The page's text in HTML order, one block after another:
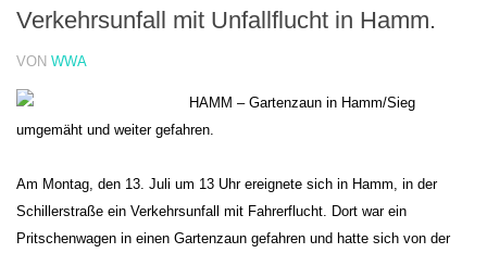
Verkehrsunfall mit Unfallflucht in Hamm.
VON WWA
HAMM – Gartenzaun in Hamm/Sieg
umgemäht und weiter gefahren.
Am Montag, den 13. Juli um 13 Uhr ereignete sich in Hamm, in der
Schillerstraße ein Verkehrsunfall mit Fahrerflucht. Dort war ein
Pritschenwagen in einen Gartenzaun gefahren und hatte sich von der